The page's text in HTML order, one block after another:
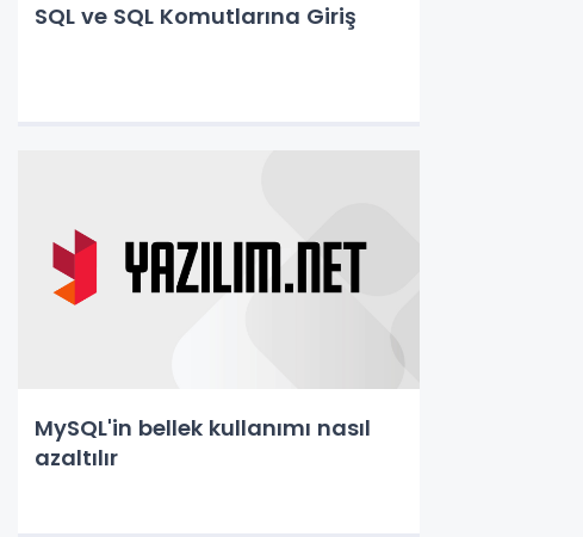
SQL ve SQL Komutlarına Giriş
MySQL'in bellek kullanımı nasıl
azaltılır